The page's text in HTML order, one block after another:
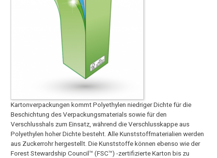
Kartonverpackungen kommt Polyethylen niedriger Dichte für die
Beschichtung des Verpackungsmaterials sowie für den
Verschlusshals zum Einsatz, während die Verschlusskappe aus
Polyethylen hoher Dichte besteht. Alle Kunststoffmaterialien werden
aus Zuckerrohr hergestellt. Die Kunststoffe können ebenso wie der
Forest Stewardship Council™ (FSC™) -zertifizierte Karton bis zu